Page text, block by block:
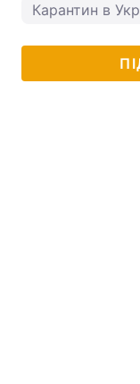
Карантин в